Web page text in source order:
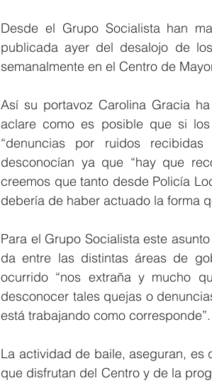
Desde el Grupo Socialista han
publicada ayer del desalojo de
semanalmente en el Centro de
Así su portavoz Carolina Gracia
aclare como es posible que si
“denuncias por ruidos
desconocían ya que “hay que
creemos que tanto desde Policía
debería de haber actuado la forma
Para el Grupo Socialista este
da entre las distintas áreas de
ocurrido “nos extraña y mucho
desconocer tales quejas o
está trabajando como corresponde”.
La actividad de baile, aseguran, es
que disfrutan del Centro y de la